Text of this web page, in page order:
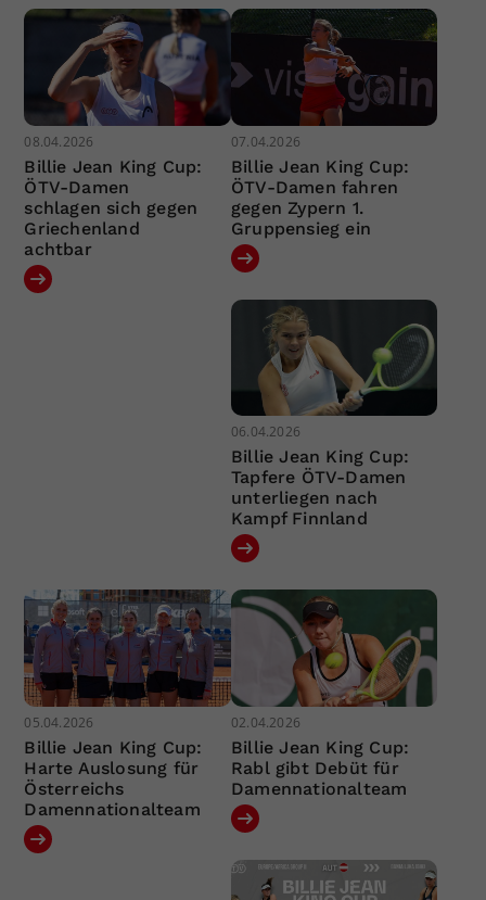
08.04.2026
Billie Jean King Cup:
ÖTV-Damen
schlagen sich gegen
Griechenland
achtbar
07.04.2026
Billie Jean King Cup:
ÖTV-Damen fahren
gegen Zypern 1.
Gruppensieg ein
06.04.2026
Billie Jean King Cup:
Tapfere ÖTV-Damen
unterliegen nach
Kampf Finnland
05.04.2026
Billie Jean King Cup:
Harte Auslosung für
Österreichs
Damennationalteam
02.04.2026
Billie Jean King Cup:
Rabl gibt Debüt für
Damennationalteam